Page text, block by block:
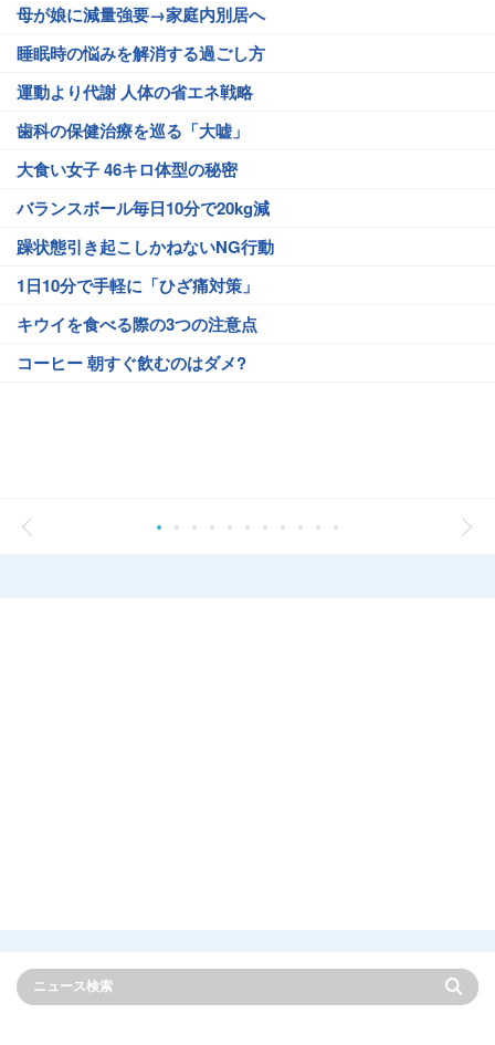
母が娘に減量強要→家庭内別居へ
睡眠時の悩みを解消する過ごし方
運動より代謝 人体の省エネ戦略
歯科の保健治療を巡る「大嘘」
大食い女子 46キロ体型の秘密
バランスボール毎日10分で20kg減
躁状態引き起こしかねないNG行動
1日10分で手軽に「ひざ痛対策」
キウイを食べる際の3つの注意点
コーヒー 朝すぐ飲むのはダメ?